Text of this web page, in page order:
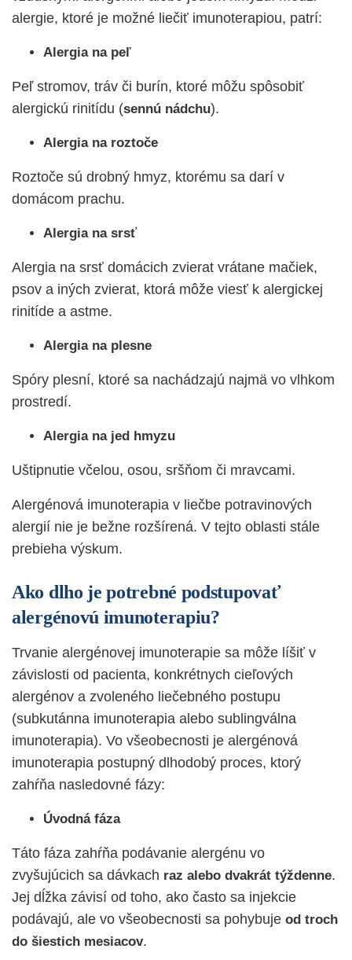
alergie, ktoré je možné liečiť imunoterapiou, patrí:
Alergia na peľ
Peľ stromov, tráv či burín, ktoré môžu spôsobiť
alergickú rinitídu (sennú nádchu).
Alergia na roztoče
Roztoče sú drobný hmyz, ktorému sa darí v
domácom prachu.
Alergia na srsť
Alergia na srsť domácich zvierat vrátane mačiek,
psov a iných zvierat, ktorá môže viesť k alergickej
rinitíde a astme.
Alergia na plesne
Spóry plesní, ktoré sa nachádzajú najmä vo vlhkom
prostredí.
Alergia na jed hmyzu
Uštipnutie včelou, osou, sršňom či mravcami.
Alergénová imunoterapia v liečbe potravinových
alergií nie je bežne rozšírená. V tejto oblasti stále
prebieha výskum.
Ako dlho je potrebné podstupovať
alergénovú imunoterapiu?
Trvanie alergénovej imunoterapie sa môže líšiť v
závislosti od pacienta, konkrétnych cieľových
alergénov a zvoleného liečebného postupu
(subkutánna imunoterapia alebo sublingválna
imunoterapia). Vo všeobecnosti je alergénová
imunoterapia postupný dlhodobý proces, ktorý
zahŕňa nasledovné fázy:
Úvodná fáza
Táto fáza zahŕňa podávanie alergénu vo
zvyšujúcich sa dávkach raz alebo dvakrát týždenne.
Jej dĺžka závisí od toho, ako často sa injekcie
podávajú, ale vo všeobecnosti sa pohybuje od troch
do šiestich mesiacov.